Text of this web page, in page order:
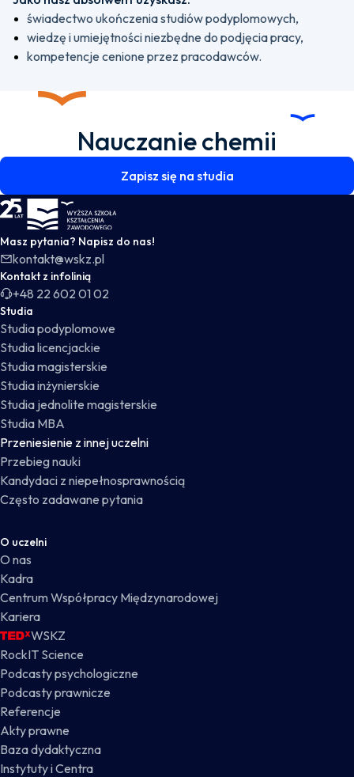
świadectwo ukończenia studiów podyplomowych,
wiedzę i umiejętności niezbędne do podjęcia pracy,
kompetencje cenione przez pracodawców.
Nauczanie chemii
Zapisz się na studia
WSKZ - strona główna
Masz pytania? Napisz do nas!
kontakt@wskz.pl
Kontakt z infolinią
+48 22 602 01 02
Studia
Studia podyplomowe
Studia licencjackie
Studia magisterskie
Studia inżynierskie
Studia jednolite magisterskie
Studia MBA
Przeniesienie z innej uczelni
Przebieg nauki
Kandydaci z niepełnosprawnością
Często zadawane pytania
O uczelni
O nas
Kadra
Centrum Współpracy Międzynarodowej
Kariera
WSKZ
RockIT Science
Podcasty psychologiczne
Podcasty prawnicze
Referencje
Akty prawne
Baza dydaktyczna
Instytuty i Centra